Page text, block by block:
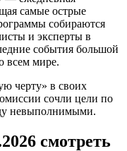
самые острые
собираются
и эксперты в
события большой
всем мире.
черту» в своих
сочли цели по
невыполнимыми.
смотреть